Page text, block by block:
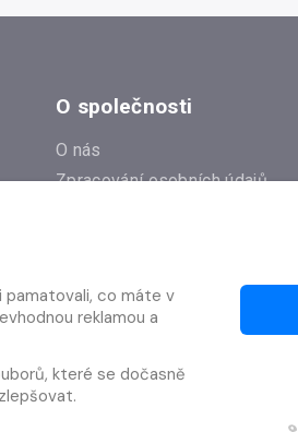
O společnosti
O nás
Zpracování osobních údajů
pamatovali, co máte v
reklamou a
které se dočasně